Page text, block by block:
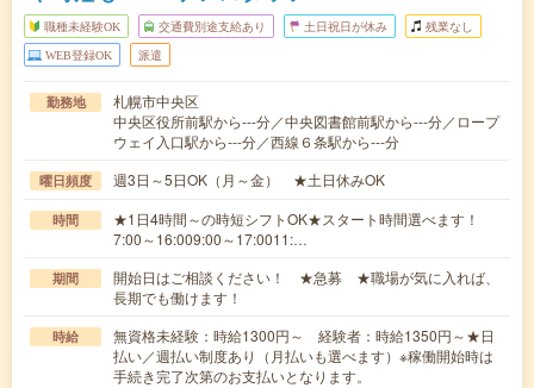
職種未経験OK 交通費別途支給あり 土日祝日が休み 残業なし
WEB登録OK 派遣
勤務地
札幌市中央区
中央区役所前駅から---分／中央図書館前駅から---分／ロープ
ウェイ入口駅から---分／西線６条駅から---分
曜日頻度 週3日～5日OK（月～金） ★土日休みOK
時間
★1日4時間～の時短シフトOK★スタート時間選べます！
7:00～16:009:00～17:0011:…
期間
開始日はご相談ください！ ★急募 ★職場が気に入れば、
長期でも働けます！
時給
無資格未経験：時給1300円～ 経験者：時給1350円～★日
払い／週払い制度あり（月払いも選べます）※稼働開始時は
手続き完了次第のお支払いとなります。